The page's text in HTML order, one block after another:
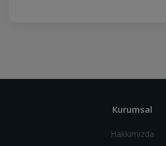
Kurumsal
Hakkımızda